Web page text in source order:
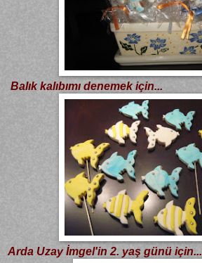
Balık kalıbımı denemek için...
Arda Uzay İmgel'in 2. yaş günü için...